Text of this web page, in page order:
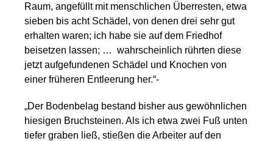
Raum, angefüllt mit menschlichen Überresten, etwa
sieben bis acht Schädel, von denen drei sehr gut
erhalten waren; ich habe sie auf dem Friedhof
beisetzen lassen; … wahrscheinlich rührten diese
jetzt aufgefundenen Schädel und Knochen von
einer früheren Entleerung her.“-
„Der Bodenbelag bestand bisher aus gewöhnlichen
hiesigen Bruchsteinen. Als ich etwa zwei Fuß unten
tiefer graben ließ, stießen die Arbeiter auf den